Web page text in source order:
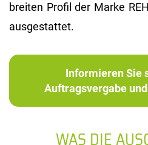
breiten Profil der Marke
ausgestattet.
Informieren Sie
Auftragsvergabe
WAS DIE